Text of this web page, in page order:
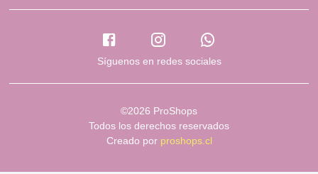
Síguenos en redes sociales
©2026 ProShops
Todos los derechos reservados
Creado por proshops.cl